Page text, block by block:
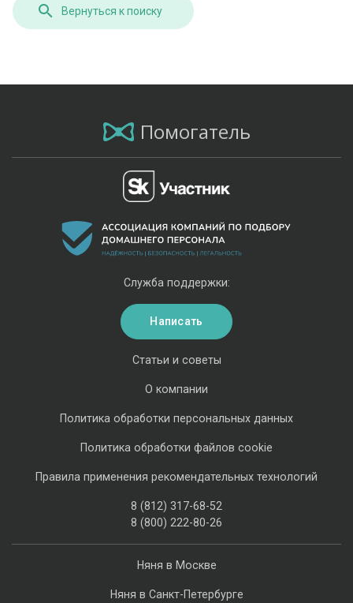
Вернуться к поиску
Помогатель
Няня в Москве
Няня в Санкт-Петербурге
Статьи и советы
О компании
Политика обработки персональных данных
Политика обработки файлов cookie
Правила применения рекомендательных технологий
8 (812) 317-68-52
8 (800) 222-80-26
Служба поддержки:
Написать